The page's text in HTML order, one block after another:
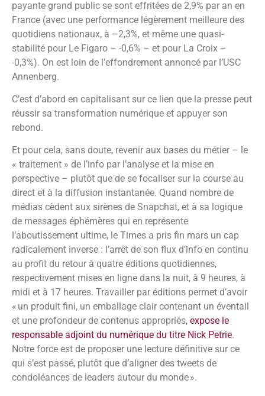
payante grand public se sont effritées de 2,9% par an en
France (avec une performance légèrement meilleure des
quotidiens nationaux, à –2,3%, et même une quasi-
stabilité pour Le Figaro – -0,6% – et pour La Croix –
-0,3%). On est loin de l’effondrement annoncé par l’USC
Annenberg.
C’est d’abord en capitalisant sur ce lien que la presse peut
réussir sa transformation numérique et appuyer son
rebond.
Et pour cela, sans doute, revenir aux bases du métier – le
« traitement » de l’info par l’analyse et la mise en
perspective – plutôt que de se focaliser sur la course au
direct et à la diffusion instantanée. Quand nombre de
médias cèdent aux sirènes de Snapchat, et à sa logique
de messages éphémères qui en représente
l’aboutissement ultime, le Times a pris fin mars un cap
radicalement inverse : l’arrêt de son flux d’info en continu
au profit du retour à quatre éditions quotidiennes,
respectivement mises en ligne dans la nuit, à 9 heures, à
midi et à 17 heures. Travailler par éditions permet d’avoir
« un produit fini, un emballage clair contenant un éventail
et une profondeur de contenus appropriés, expose le
responsable adjoint du numérique du titre Nick Petrie.
Notre force est de proposer une lecture définitive sur ce
qui s’est passé, plutôt que d’aligner des tweets de
condoléances de leaders autour du monde ».